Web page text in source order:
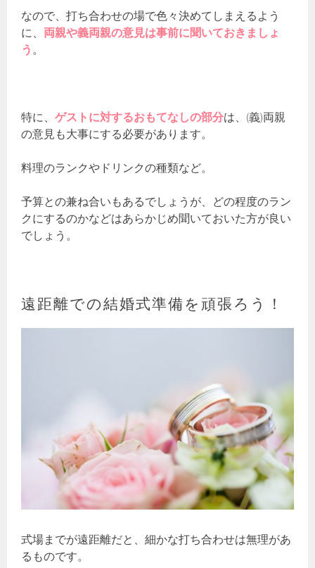
なので、打ち合わせの場で色々決めてしまえるよう
に、 両親や義両親の意見は事前に聞いておきましょ
う 。
特に、ゲストに対するおもてなしの部分は、(義)両親
の意見も大事にする必要があります。
料理のランクやドリンクの種類など。
予算との兼ね合いもあるでしょうが、どの程度のラン
クにするのかなどはあらかじめ聞いておいた方が良い
でしょう。
遠距離での結婚式準備を頑張ろう！
式場までが遠距離だと、細かな打ち合わせは無理があ
るものです。